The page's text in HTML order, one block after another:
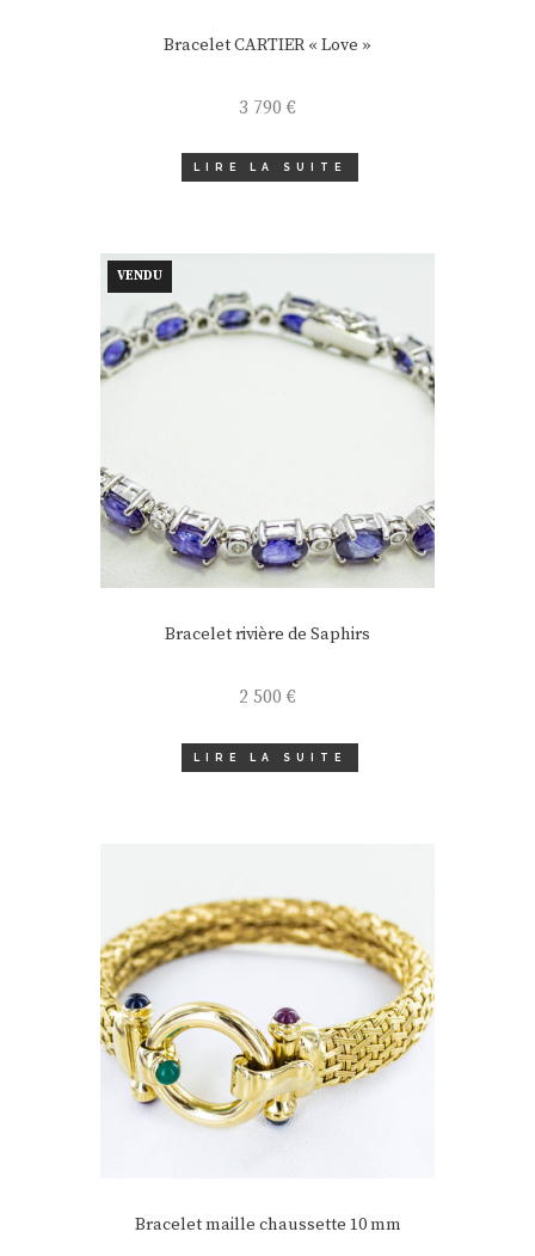
Bracelet CARTIER « Love »
3 790 €
LIRE LA SUITE
VENDU
Bracelet rivière de Saphirs
2 500 €
LIRE LA SUITE
Bracelet maille chaussette 10 mm